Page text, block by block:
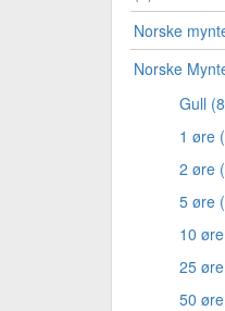
Norske
Norske
Gull
1 øre
2 øre
5 øre
10
25
50